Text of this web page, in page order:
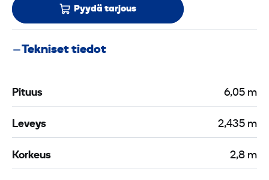
Pyydä tarjous
Tekniset tiedot
Pituus 6,05 m
Leveys 2,435 m
Korkeus 2,8 m